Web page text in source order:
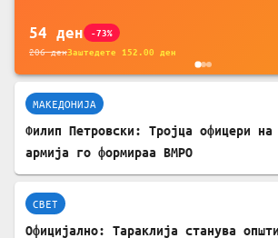
54 ден -73%
206денЗаштедете 152.00 ден
МАКЕДОНИЈА
Филип Петровски: Тројца офицери на
армија го формираа ВМРО
СВЕТ
Официјално: Тараклија станува